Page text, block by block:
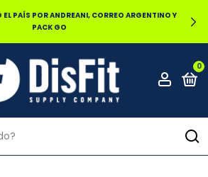
PAÍS POR ANDREANI, CORREO ARGENTINO Y
PACK GO
0